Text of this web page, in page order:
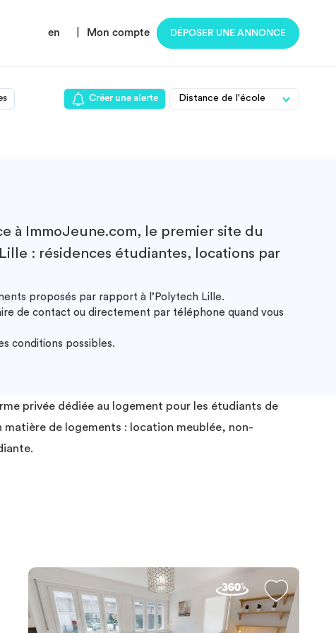
en Mon compte DÉPOSER UNE ANNONCE
Créer une alerte
à ImmoJeune.com, le premier site du
: résidences étudiantes, locations par
proposés par rapport à l’Polytech Lille.
de contact ou directement par téléphone quand vous
conditions possibles.
privée dédiée au logement pour les étudiants de
de logements : location meublée, non-